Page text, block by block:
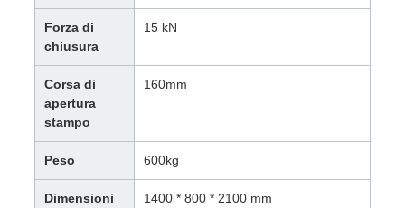
Forza di
chiusura
15 kN
Corsa di
apertura
stampo
160mm
Peso 600kg
Dimensioni 1400 * 800 * 2100 mm